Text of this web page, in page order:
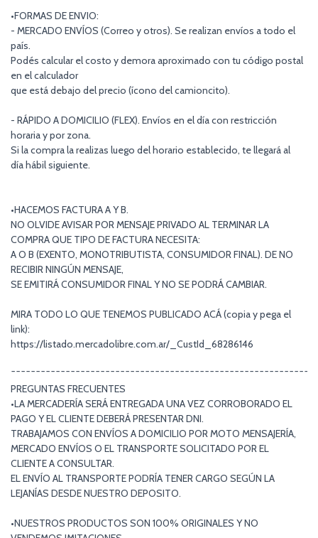
•FORMAS DE ENVIO:
- MERCADO ENVÍOS (Correo y otros). Se realizan envíos a todo el
país.
Podés calcular el costo y demora aproximado con tu código postal
en el calculador
que está debajo del precio (ícono del camioncito).
- RÁPIDO A DOMICILIO (FLEX). Envíos en el día con restricción
horaria y por zona.
Si la compra la realizas luego del horario establecido, te llegará al
día hábil siguiente.
•HACEMOS FACTURA A Y B.
NO OLVIDE AVISAR POR MENSAJE PRIVADO AL TERMINAR LA
COMPRA QUE TIPO DE FACTURA NECESITA:
A O B (EXENTO, MONOTRIBUTISTA, CONSUMIDOR FINAL). DE NO
RECIBIR NINGÚN MENSAJE,
SE EMITIRÁ CONSUMIDOR FINAL Y NO SE PODRÁ CAMBIAR.
MIRA TODO LO QUE TENEMOS PUBLICADO ACÁ (copia y pega el
link):
https://listado.mercadolibre.com.ar/_CustId_68286146
PREGUNTAS FRECUENTES
•LA MERCADERÍA SERÁ ENTREGADA UNA VEZ CORROBORADO EL
PAGO Y EL CLIENTE DEBERÁ PRESENTAR DNI.
TRABAJAMOS CON ENVÍOS A DOMICILIO POR MOTO MENSAJERÍA,
MERCADO ENVÍOS O EL TRANSPORTE SOLICITADO POR EL
CLIENTE A CONSULTAR.
EL ENVÍO AL TRANSPORTE PODRÍA TENER CARGO SEGÚN LA
LEJANÍAS DESDE NUESTRO DEPOSITO.
•NUESTROS PRODUCTOS SON 100% ORIGINALES Y NO